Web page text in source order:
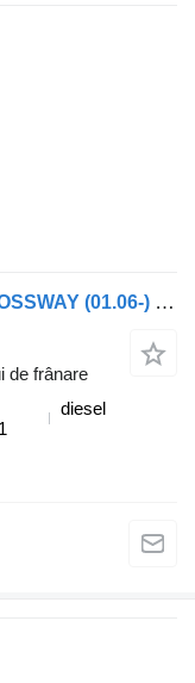
Foot brake valve Knorr-Bremse CROSSWAY (01.06-) K024928 pentru autobuz Irisbus Arway, Crossway, Crealis, Magelys, Proway, Daily Tourys (2006-)
de frânare
diesel